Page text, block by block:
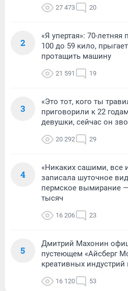
27 473 20
2
«Я упертая»: 70-летняя
100 до 59 кило,
протащить машину
21 591 19
3
«Это тот, кого ты
приговорили к 22
девушки, сейчас он
20 292 29
4
«Никаких сашими, все
записала шуточное
пермское вымирание
тысяч
16 206 23
5
Дмитрий Махонин
пустеющем «Айсберг
креативных
16 120 53